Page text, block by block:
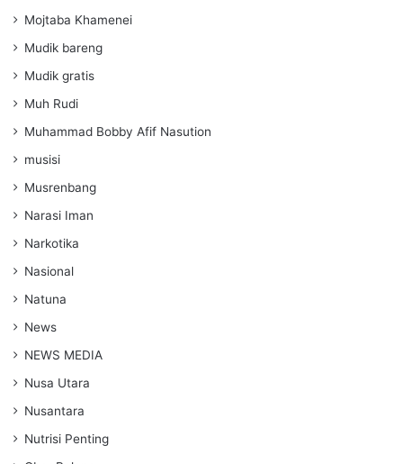
Mojtaba Khamenei
Mudik bareng
Mudik gratis
Muh Rudi
Muhammad Bobby Afif Nasution
musisi
Musrenbang
Narasi Iman
Narkotika
Nasional
Natuna
News
NEWS MEDIA
Nusa Utara
Nusantara
Nutrisi Penting